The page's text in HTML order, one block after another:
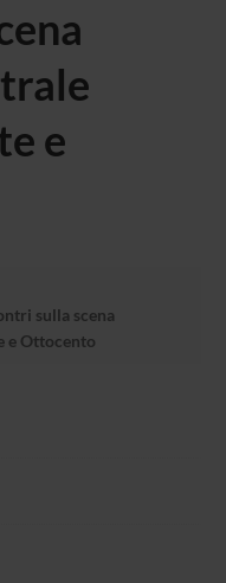
e
sulla scena
e Ottocento